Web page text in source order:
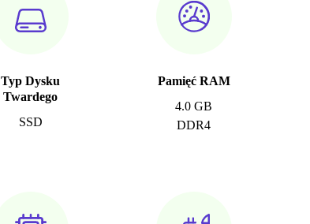
Typ Dysku
Twardego
SSD
Pamięć RAM
4.0 GB
DDR4